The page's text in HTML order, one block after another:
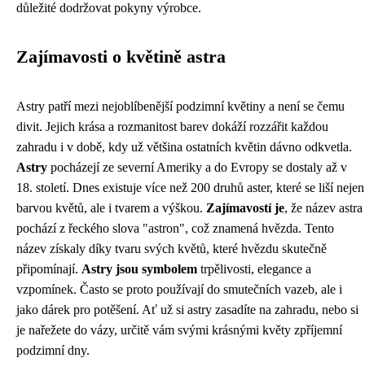
důležité dodržovat pokyny výrobce.
Zajímavosti o květině astra
Astry patří mezi nejoblíbenější podzimní květiny a není se čemu
divit. Jejich krása a rozmanitost barev dokáží rozzářit každou
zahradu i v době, kdy už většina ostatních květin dávno odkvetla.
Astry pocházejí ze severní Ameriky a do Evropy se dostaly až v
18. století. Dnes existuje více než 200 druhů aster, které se liší nejen
barvou květů, ale i tvarem a výškou. Zajímavostí je, že název astra
pochází z řeckého slova "astron", což znamená hvězda. Tento
název získaly díky tvaru svých květů, které hvězdu skutečně
připomínají. Astry jsou symbolem trpělivosti, elegance a
vzpomínek. Často se proto používají do smutečních vazeb, ale i
jako dárek pro potěšení. Ať už si astry zasadíte na zahradu, nebo si
je nařežete do vázy, určitě vám svými krásnými květy zpříjemní
podzimní dny.